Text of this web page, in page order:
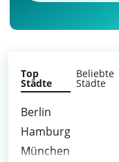
Top
Städte
Beliebte
Städte
Berlin
Hamburg
München